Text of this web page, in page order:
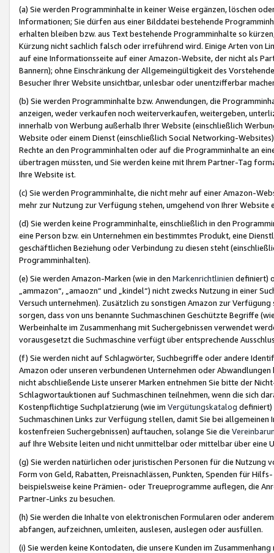
(a) Sie werden Programminhalte in keiner Weise ergänzen, löschen
Informationen; Sie dürfen aus einer Bilddatei bestehende
erhalten bleiben bzw. aus Text bestehende Programminhalte so
Kürzung nicht sachlich falsch oder irreführend wird. Einige Arten von
auf eine Informationsseite auf einer Amazon-Website, der nicht als
Bannern); ohne Einschränkung der Allgemeingültigkeit des
Besucher Ihrer Website unsichtbar, unlesbar oder unentzifferbar
(b) Sie werden Programminhalte bzw. Anwendungen, die
anzeigen, weder verkaufen noch weiterverkaufen, weitergeben,
innerhalb von Werbung außerhalb Ihrer Website (einschließlich
Website oder einem Dienst (einschließlich Social Networking-
Rechte an den Programminhalten oder auf die Programminhalte an
übertragen müssten, und Sie werden keine mit Ihrem Partner-Tag
Ihre Website ist.
(c) Sie werden Programminhalte, die nicht mehr auf einer Amazon-
mehr zur Nutzung zur Verfügung stehen, umgehend von Ihrer
(d) Sie werden keine Programminhalte, einschließlich in den
eine Person bzw. ein Unternehmen ein bestimmtes Produkt, eine
geschäftlichen Beziehung oder Verbindung zu diesen steht
Programminhalten).
(e) Sie werden Amazon-Marken (wie in den Markenrichtlinien definiert)
„ammazon“, „amaozn“ und „kindel“) nicht zwecks Nutzung in einer
Versuch unternehmen). Zusätzlich zu sonstigen Amazon zur
sorgen, dass von uns benannte Suchmaschinen Geschützte Begriffe
Werbeinhalte im Zusammenhang mit Suchergebnissen verwendet
vorausgesetzt die Suchmaschine verfügt über entsprechende
(f) Sie werden nicht auf Schlagwörter, Suchbegriffe oder andere
Amazon oder unseren verbundenen Unternehmen oder
nicht abschließende Liste unserer Marken entnehmen Sie bitte der
Schlagwortauktionen auf Suchmaschinen teilnehmen, wenn die sich
Kostenpflichtige Suchplatzierung (wie im Vergütungskatalog definiert)
Suchmaschinen Links zur Verfügung stellen, damit Sie bei
kostenfreien Suchergebnissen) auftauchen, solange Sie die
auf Ihre Website leiten und nicht unmittelbar oder mittelbar über eine
(g) Sie werden natürlichen oder juristischen Personen für die Nutzung
Form von Geld, Rabatten, Preisnachlässen, Punkten, Spenden für
beispielsweise keine Prämien- oder Treueprogramme auflegen, die
Partner-Links zu besuchen.
(h) Sie werden die Inhalte von elektronischen Formularen oder
abfangen, aufzeichnen, umleiten, auslesen, auslegen oder ausfüllen.
(i) Sie werden keine Kontodaten, die unsere Kunden im